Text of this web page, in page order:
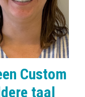
Custom
taal